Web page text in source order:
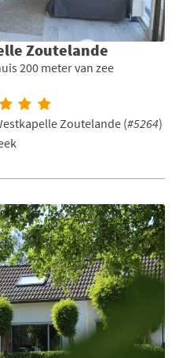
Zoutelande
200 meter van zee
Zoutelande (#5264)